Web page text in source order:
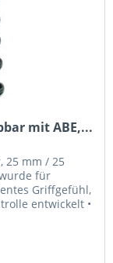
mit ABE,...
25 mm / 25
für
Griffgefühl,
entwickelt •